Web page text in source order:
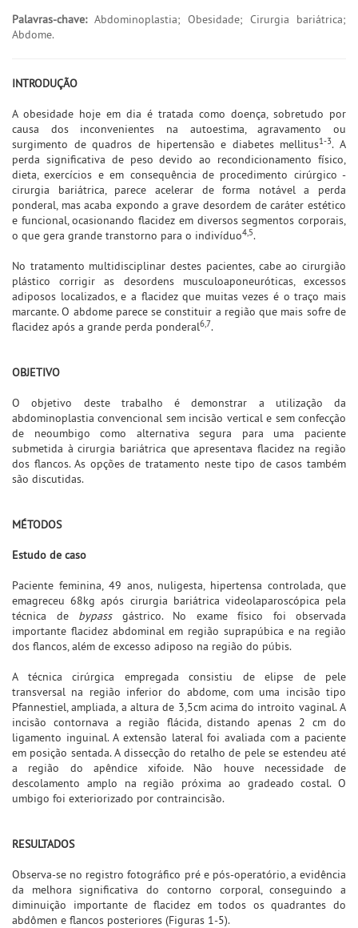
Palavras-chave:Abdominoplastia; Obesidade; Cirurgia bariátrica;
Abdome.
INTRODUÇÃO
A obesidade hoje em dia é tratada como doença, sobretudo por
causa dos inconvenientes na autoestima, agravamento ou
surgimento de quadros de hipertensão e diabetes mellitus1-3. A
perda significativa de peso devido ao recondicionamento físico,
dieta, exercícios e em consequência de procedimento cirúrgico -
cirurgia bariátrica, parece acelerar de forma notável a perda
ponderal, mas acaba expondo a grave desordem de caráter estético
e funcional, ocasionando flacidez em diversos segmentos corporais,
o que gera grande transtorno para o indivíduo4,5.
No tratamento multidisciplinar destes pacientes, cabe ao cirurgião
plástico corrigir as desordens musculoaponeuróticas, excessos
adiposos localizados, e a flacidez que muitas vezes é o traço mais
marcante. O abdome parece se constituir a região que mais sofre de
flacidez após a grande perda ponderal6,7.
OBJETIVO
O objetivo deste trabalho é demonstrar a utilização da
abdominoplastia convencional sem incisão vertical e sem confecção
de neoumbigo como alternativa segura para uma paciente
submetida à cirurgia bariátrica que apresentava flacidez na região
dos flancos. As opções de tratamento neste tipo de casos também
são discutidas.
MÉTODOS
Estudo de caso
Paciente feminina, 49 anos, nuligesta, hipertensa controlada, que
emagreceu 68kg após cirurgia bariátrica videolaparoscópica pela
técnica debypassgástrico. No exame físico foi observada
importante flacidez abdominal em região suprapúbica e na região
dos flancos, além de excesso adiposo na região do púbis.
A técnica cirúrgica empregada consistiu de elipse de pele
transversal na região inferior do abdome, com uma incisão tipo
Pfannestiel, ampliada, a altura de 3,5cm acima do introito vaginal. A
incisão contornava a região flácida, distando apenas 2 cm do
ligamento inguinal. A extensão lateral foi avaliada com a paciente
em posição sentada. A dissecção do retalho de pele se estendeu até
a região do apêndice xifoide. Não houve necessidade de
descolamento amplo na região próxima ao gradeado costal. O
umbigo foi exteriorizado por contraincisão.
RESULTADOS
Observa-se no registro fotográfico pré e pós-operatório, a evidência
da melhora significativa do contorno corporal, conseguindo a
diminuição importante de flacidez em todos os quadrantes do
abdômen e flancos posteriores (Figuras 1-5).